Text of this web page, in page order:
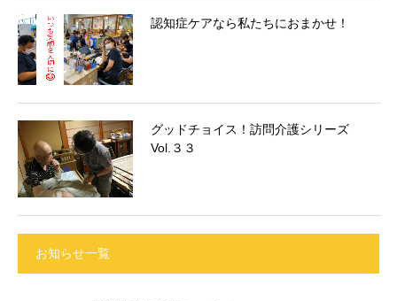
認知症ケアなら私たちにおまかせ！
グッドチョイス！訪問介護シリーズ
Vol.３３
お知らせ一覧